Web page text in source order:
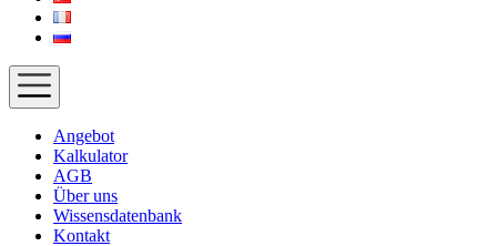
Angebot
Kalkulator
AGB
Über uns
Wissensdatenbank
Kontakt